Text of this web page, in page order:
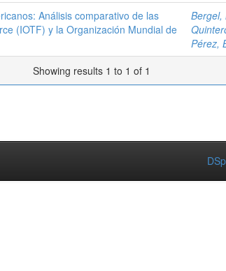
Análisis comparativo de las
(IOTF) y la Organización Mundial de
Bergel,
Pérez,
Showing results 1 to 1 of 1